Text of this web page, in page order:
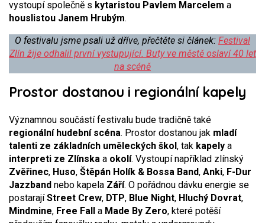
vystoupí společně s kytaristou Pavlem Marcelem a
houslistou Janem Hrubým.
O festivalu jsme psali už dříve, přečtěte si článek: Festival
Zlín žije odhalil první vystupující. Buty ve městě oslaví 40 let
na scéně
Prostor dostanou i regionální kapely
Významnou součástí festivalu bude tradičně také
regionální hudební scéna. Prostor dostanou jak mladí
talenti ze základních uměleckých škol, tak kapely a
interpreti ze Zlínska a okolí. Vystoupí například zlínský
Zvěřinec, Huso, Štěpán Holík & Bossa Band, Anki, F-Dur
Jazzband nebo kapela Září. O pořádnou dávku energie se
postarajíStreet Crew, DTP, Blue Night, Hluchý Dovrat,
Mindmine, Free Fall a Made By Zero, které potěší